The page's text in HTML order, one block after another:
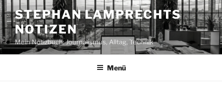
Zum
Inhalt
springen
STEPHAN LAMPRECHTS
NOTIZEN
Mein Notizbuch: Journalismus, Alltag, Technik
Menü